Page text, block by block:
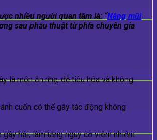
nhiều người quan tâm là: “Nâng mũi
sau phẫu thuật từ phía chuyên gia
là món ăn nhẹ, dễ tiêu hóa và không
cuốn có thể gây tác động không
hại, làm tăng nguy cơ viêm nhiễm